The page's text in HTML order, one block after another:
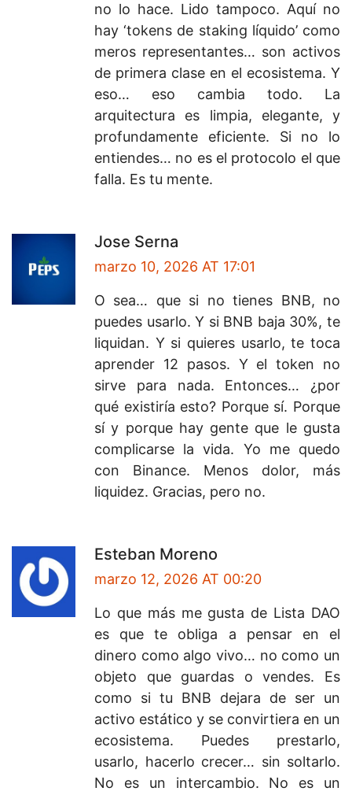
no lo hace. Lido tampoco. Aquí no
hay ‘tokens de staking líquido’ como
meros representantes… son activos
de primera clase en el ecosistema. Y
eso… eso cambia todo. La
arquitectura es limpia, elegante, y
profundamente eficiente. Si no lo
entiendes… no es el protocolo el que
falla. Es tu mente.
Jose Serna
marzo 10, 2026 AT 17:01
O sea… que si no tienes BNB, no
puedes usarlo. Y si BNB baja 30%, te
liquidan. Y si quieres usarlo, te toca
aprender 12 pasos. Y el token no
sirve para nada. Entonces… ¿por
qué existiría esto? Porque sí. Porque
sí y porque hay gente que le gusta
complicarse la vida. Yo me quedo
con Binance. Menos dolor, más
liquidez. Gracias, pero no.
Esteban Moreno
marzo 12, 2026 AT 00:20
Lo que más me gusta de Lista DAO
es que te obliga a pensar en el
dinero como algo vivo… no como un
objeto que guardas o vendes. Es
como si tu BNB dejara de ser un
activo estático y se convirtiera en un
ecosistema. Puedes prestarlo,
usarlo, hacerlo crecer… sin soltarlo.
No es un intercambio. No es un